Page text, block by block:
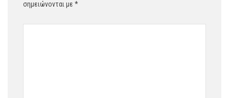
σημειώνονται με *